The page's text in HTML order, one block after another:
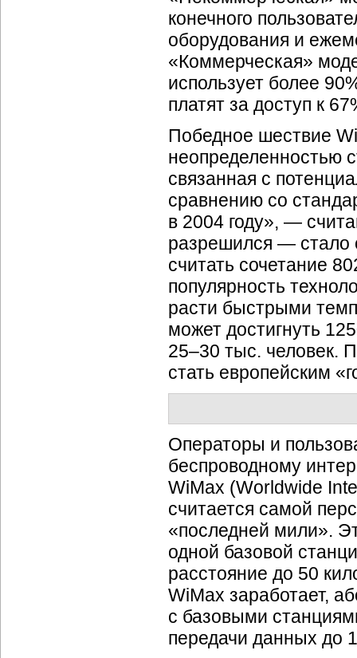
конечного
оборудования и
«Коммерческая»
использует более
платят за доступ к
Победное шествие
неопределенностью
связанная с
сравнению со
в 2004 году», —
разрешился — стало
считать сочетание
популярность
расти быстрыми
может достигнуть
25–30 тыс. человек.
стать европейским
Операторы и
беспроводному
WiMax (Worldwide
считается самой
«последней мили».
одной базовой
расстояние до 50
WiMax заработает,
с базовыми
передачи данных до